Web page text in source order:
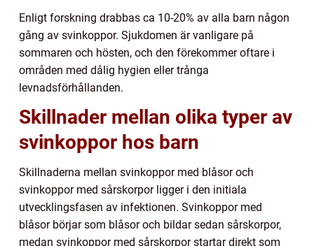
Enligt forskning drabbas ca 10-20% av alla barn någon
gång av svinkoppor. Sjukdomen är vanligare på
sommaren och hösten, och den förekommer oftare i
områden med dålig hygien eller trånga
levnadsförhållanden.
Skillnader mellan olika typer av
svinkoppor hos barn
Skillnaderna mellan svinkoppor med blåsor och
svinkoppor med sårskorpor ligger i den initiala
utvecklingsfasen av infektionen. Svinkoppor med
blåsor börjar som blåsor och bildar sedan sårskorpor,
medan svinkoppor med sårskorpor startar direkt som